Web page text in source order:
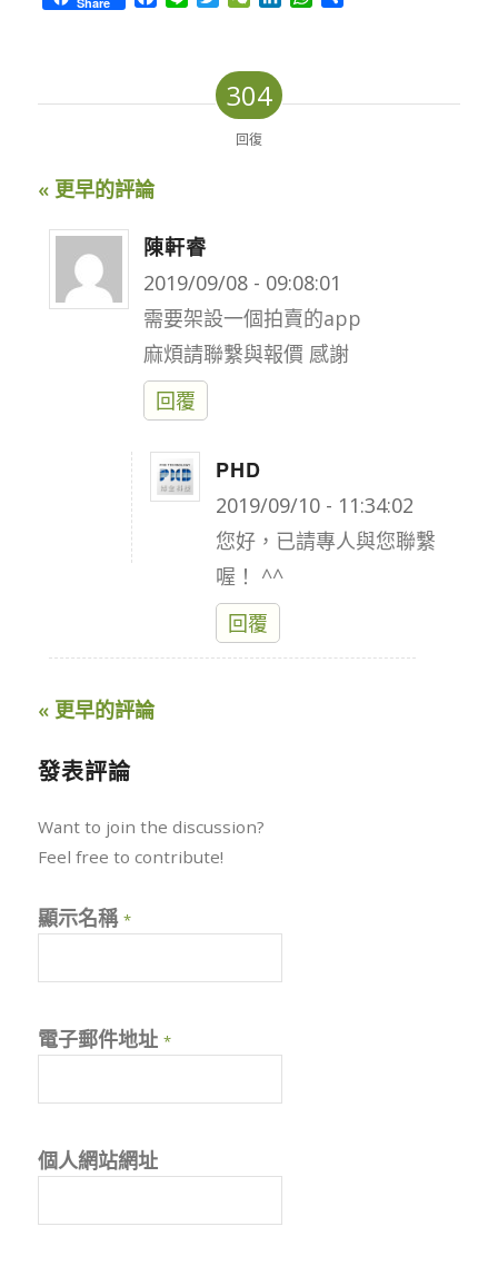
304
回復
« 更早的評論
陳軒睿
2019/09/08 - 09:08:01
需要架設一個拍賣的app
麻煩請聯繫與報價 感謝
回覆
PHD
2019/09/10 - 11:34:02
您好，已請專人與您聯繫
喔！ ^^
回覆
« 更早的評論
發表評論
Want to join the discussion?
Feel free to contribute!
顯示名稱 *
電子郵件地址 *
個人網站網址